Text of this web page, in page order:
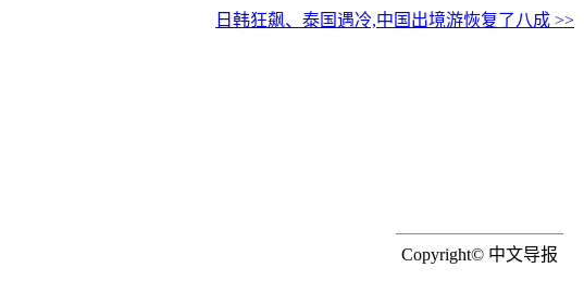
日韩狂飙、泰国遇冷,中国出境游恢复了八成 >>
Copyright© 中文导报